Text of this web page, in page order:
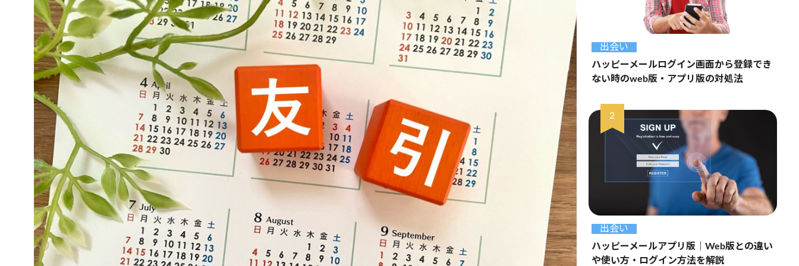
出会い
ハッピーメールログイン画面から登録でき
ない時のweb版・アプリ版の対処法
出会い
ハッピーメールアプリ版｜Web版との違い
や使い方・ログイン方法を解説